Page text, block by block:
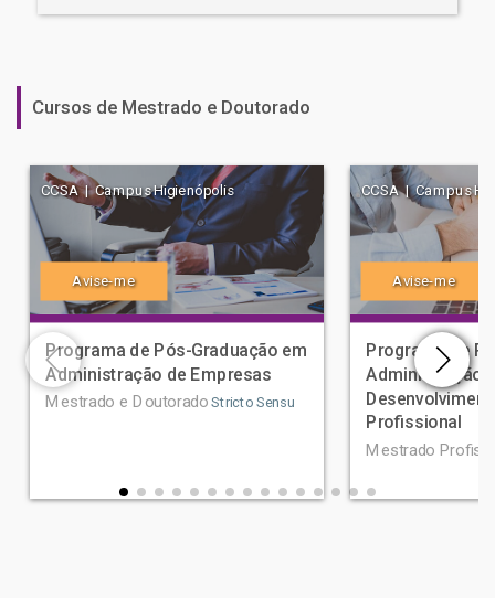
Cursos de Mestrado e Doutorado
CCSA | Campus Higienópolis
Avise-me
Programa de Pós-Graduação em
Administração de Empresas
Mestrado e Doutorado Stricto Sensu
CCSA | Campus
Avise-me
Programa de
Administração
Profissional
Mestrado